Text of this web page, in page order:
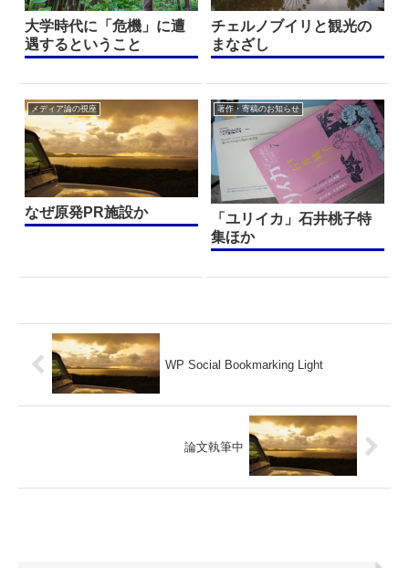
大学時代に「危機」に遭
遇するということ
チェルノブイリと観光の
まなざし
メディア論の視座
なぜ原発PR施設か
著作・寄稿のお知らせ
「ユリイカ」石井桃子特
集ほか
WP Social Bookmarking Light
論文執筆中